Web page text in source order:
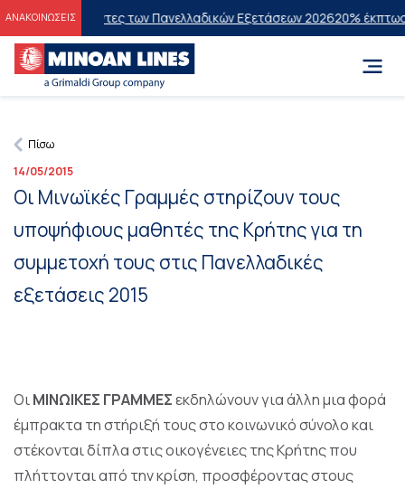
ΑΝΑΚΟΙΝΩΣΕΙΣ
Επιτυχόντες των Πανελλαδικών Εξετάσεων 202620% έκπτωση
Πίσω
14/05/2015
Oι Μινωϊκές Γραμμές στηρίζουν τους
υποψήφιους μαθητές της Κρήτης για τη
συμμετοχή τους στις Πανελλαδικές
εξετάσεις 2015
ΟιΜΙΝΩΙΚΕΣ ΓΡΑΜΜΕΣεκδηλώνουν για άλλη μια φορά
έμπρακτα τη στήριξή τους στο κοινωνικό σύνολο και
στέκονται δίπλα στις οικογένειες της Κρήτης που
πλήττονται από την κρίση, προσφέροντας στους